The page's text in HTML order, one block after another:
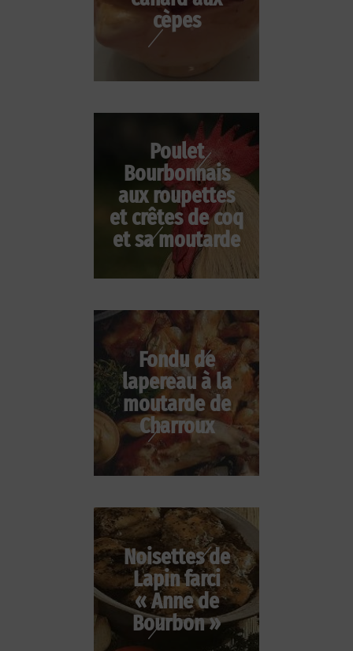
cèpes
Poulet
Bourbonnais
aux roupettes
et crêtes de coq
et sa moutarde
Fondu de
lapereau à la
moutarde de
Charroux
Noisettes de
Lapin farci
« Anne de
Bourbon »